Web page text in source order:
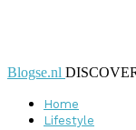
Blogse.nl
Home
Lifestyle